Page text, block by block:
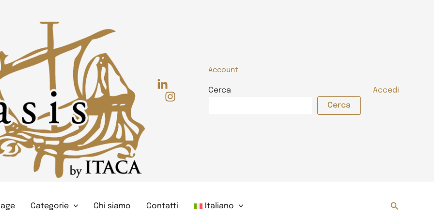
Account
Cerca
Cerca
Accedi
Categorie Chi siamo Contatti Italiano Cerca